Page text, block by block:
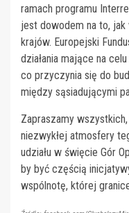
ramach programu
jest dowodem na to,
krajów. Europejski
działania mające na
co przyczynia się do
między sąsiadującymi
Zapraszamy
niezwykłej atmosfery
udziału w święcie Gór
by być częścią
wspólnotę, której